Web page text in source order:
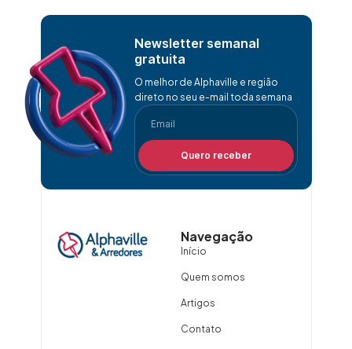
Newsletter semanal
gratuita
O melhor de Alphaville e região
direto no seu e-mail toda semana
Quero receber
Navegação
Início
Quem somos
Artigos
Contato